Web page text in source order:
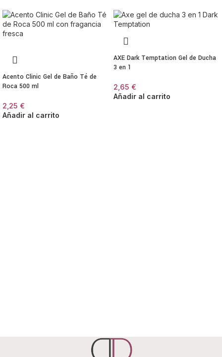
Acento Clinic Gel de Baño Té de
Roca 500 ml
2,25 €
Añadir al carrito
AXE Dark Temptation Gel de Ducha
3 en 1
2,65 €
Añadir al carrito